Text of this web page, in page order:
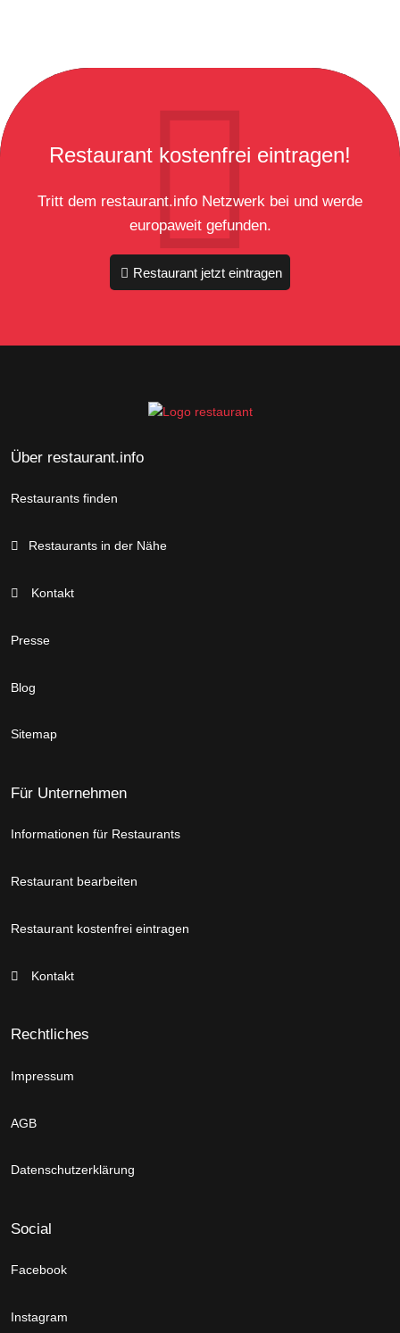
Restaurant kostenfrei eintragen!
Tritt dem restaurant.info Netzwerk bei und werde
europaweit gefunden.
Restaurant jetzt eintragen
Über restaurant.info
Restaurants finden
Restaurants in der Nähe
Kontakt
Presse
Blog
Sitemap
Für Unternehmen
Informationen für Restaurants
Restaurant bearbeiten
Restaurant kostenfrei eintragen
Kontakt
Rechtliches
Impressum
AGB
Datenschutzerklärung
Social
Facebook
Instagram